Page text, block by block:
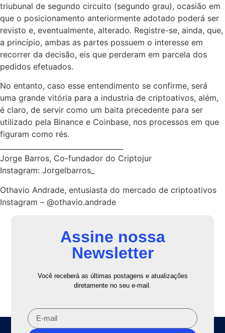
triubunal de segundo circuito (segundo grau), ocasião em
que o posicionamento anteriormente adotado poderá ser
revisto e, eventualmente, alterado. Registre-se, ainda, que,
a princípio, ambas as partes possuem o interesse em
recorrer da decisão, eis que perderam em parcela dos
pedidos efetuados.
No entanto, caso esse entendimento se confirme, será
uma grande vitória para a industria de criptoativos, além,
é claro, de servir como um baita precedente para ser
utilizado pela Binance e Coinbase, nos processos em que
figuram como rés.
Jorge Barros, Co-fundador do Criptojur
Instagram: Jorgelbarros_
Othavio Andrade, entusiasta do mercado de criptoativos
Instagram – @othavio.andrade
Assine nossa
Newsletter
Você receberá as últimas postagens e atualizações
diretamente no seu e-mail.